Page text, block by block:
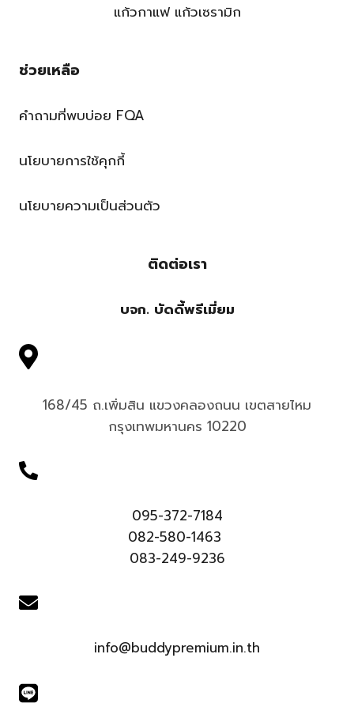
แก้วกาแฟ แก้วเซรามิก
ช่วยเหลือ
คำถามที่พบบ่อย FQA
นโยบายการใช้คุกกี้
นโยบายความเป็นส่วนตัว
ติดต่อเรา
บจก. บัดดี้พรีเมี่ยม
168/45 ถ.เพิ่มสิน แขวงคลองถนน เขตสายไหม
กรุงเทพมหานคร 10220
095-372-7184
082-580-1463
083-249-9236
info@buddypremium.in.th